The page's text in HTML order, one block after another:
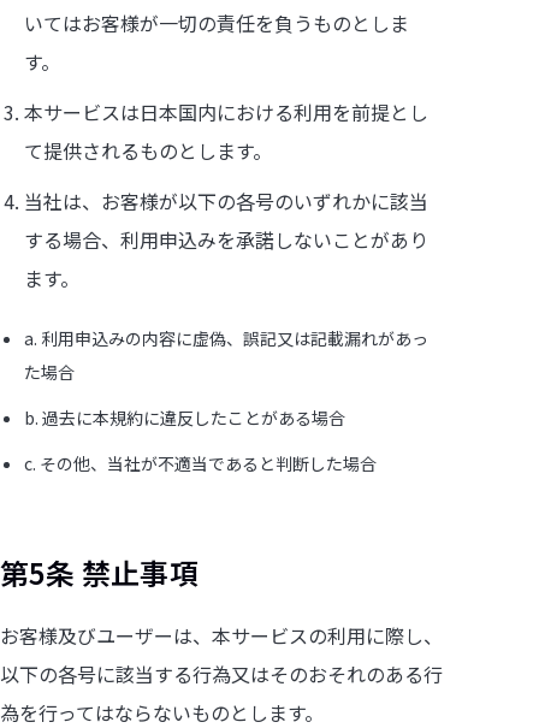
いてはお客様が一切の責任を負うものとしま
す。
本サービスは日本国内における利用を前提とし
て提供されるものとします。
当社は、お客様が以下の各号のいずれかに該当
する場合、利用申込みを承諾しないことがあり
ます。
a. 利用申込みの内容に虚偽、誤記又は記載漏れがあっ
た場合
b. 過去に本規約に違反したことがある場合
c. その他、当社が不適当であると判断した場合
第5条 禁止事項
お客様及びユーザーは、本サービスの利用に際し、
以下の各号に該当する行為又はそのおそれのある行
為を行ってはならないものとします。